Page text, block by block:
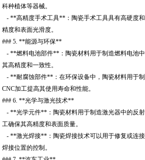
科种植体等器械。
- **高精度手术工具**：陶瓷手术工具具有高硬度
精度和表面光滑度。
### 5. **能源与环保**
- **燃料电池部件**：陶瓷材料用于制造燃料电池
其高精度和一致性。
- **耐腐蚀部件**：在环保设备中，陶瓷材料用于
CNC加工提高其使用寿命和性能。
### 6. **光学与激光技术**
- **光学元件**：陶瓷材料用于制造激光器中的反
工确保其高精度和表面质量。
- **激光焊接**：陶瓷焊接技术可以用于修复或连
焊接位置的控制。